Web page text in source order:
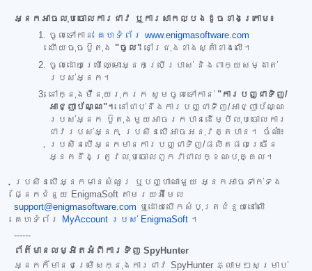
អ្នកអាចលុបចោលការជាវ ឬការសាកល្បងដូចខាងក្រោម៖
ចូលទៅកាន់ គេហទំព័រ www.enigmasoftware.com
ហើយចុចប៊ូតុង "ចូល" នៅជ្រុងខាងស្តាំខាងលើ។
ចូលដោយប្រើឈ្មោះអ្នកប្រើប្រាស់ និងពាក្យសម្ងាត់
របស់អ្នក។
នៅក្នុងម៉ឺនុយរុករក សូមចូលទៅកាន់ "ការបញ្ជាទិញ/
អាជ្ញាប័ណ្ណ"។ នៅជាប់នឹងការបញ្ជាទិញ/អាជ្ញាប័ណ្ណ
របស់អ្នក ប៊ូតុងមួយអាចរកបានដើម្បីលុបចោលការ
ជាវរបស់អ្នក ប្រសិនបើអាចអនុវត្តបាន។ ចំណាំ៖
ប្រសិនបើអ្នកមានការបញ្ជាទិញ/ផលិតផលច្រើន
អ្នកនឹងត្រូវលុបចោលពួកវាជាលក្ខណៈបុគ្គល។
ប្រសិនបើអ្នកមានសំណួរ ឬបញ្ហាណាមួយ អ្នកអាចទាក់ទង
ផ្នែកជំនួយ EnigmaSoft តាមរយៈអ៊ីមែល
support@enigmasoftware.com ឬដោយបើកសំបុត្រជំនួយនៅលើ
គេហទំព័រ
MyAccount របស់ EnigmaSoft ។
------
ព័ត៌មានលម្អិតអំពីការទិញ SpyHunter
អ្នកក៏មានជម្រើសក្នុងការជាវ SpyHunter ភ្លាមៗសម្រាប់